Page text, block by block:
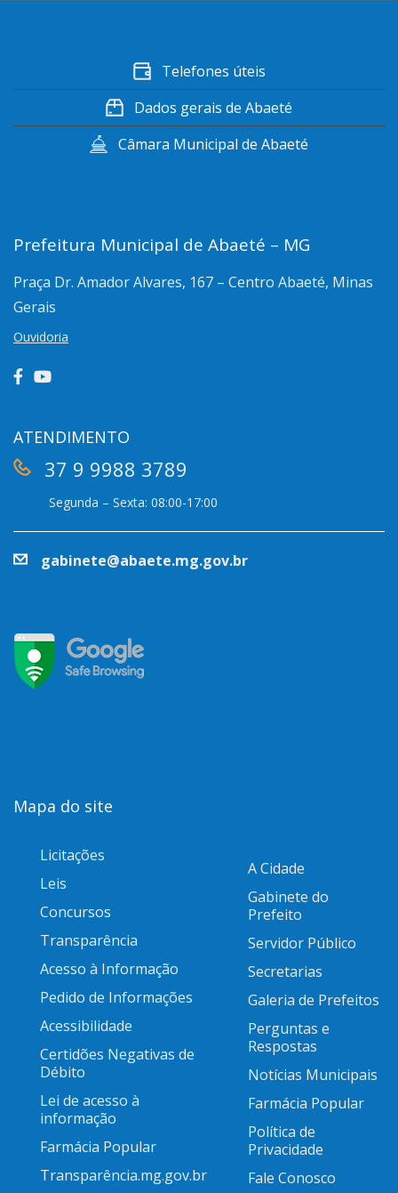
Telefones úteis
Dados gerais de Abaeté
Câmara Municipal de Abaeté
Prefeitura Municipal de Abaeté – MG
Praça Dr. Amador Alvares, 167 – Centro Abaeté, Minas
Gerais
Ouvidoria
ATENDIMENTO
37 9 9988 3789
Segunda – Sexta: 08:00-17:00
gabinete@abaete.mg.gov.br
Mapa do site
Licitações
Leis
Concursos
Transparência
Acesso à Informação
Pedido de Informações
Acessibilidade
Certidões Negativas de
Débito
Lei de acesso à
informação
Farmácia Popular
Transparência.mg.gov.br
A Cidade
Gabinete do
Prefeito
Servidor Público
Secretarias
Galeria de Prefeitos
Perguntas e
Respostas
Notícias Municipais
Farmácia Popular
Política de
Privacidade
Fale Conosco